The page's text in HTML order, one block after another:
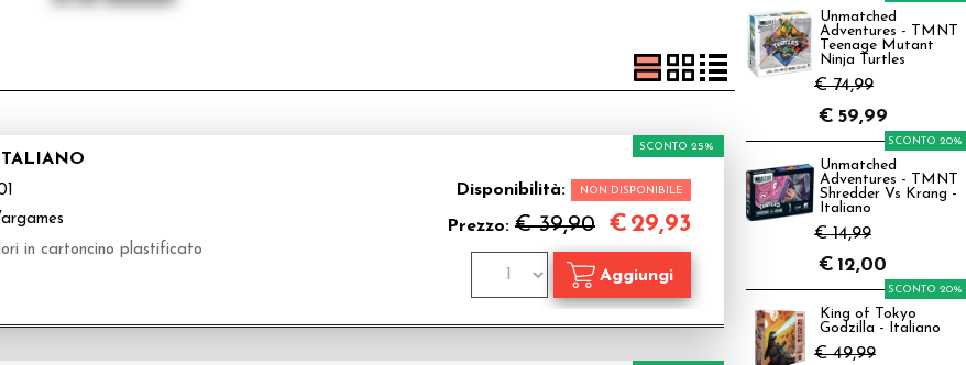
in cartoncino plastificato
Disponibilità: NON DISPONIBILE
Prezzo: € 39,90
SCONTO 25%
€ 29,93
Unmatched
Adventures - TMNT
Teenage Mutant
Ninja Turtles
€ 74,99
€ 59,99
Unmatched
Adventures - TMNT
Shredder Vs Krang -
Italiano
€ 14,99
SCONTO 20%
€ 12,00
King of Tokyo
Godzilla - Italiano
€ 49,99
SCONTO 20%